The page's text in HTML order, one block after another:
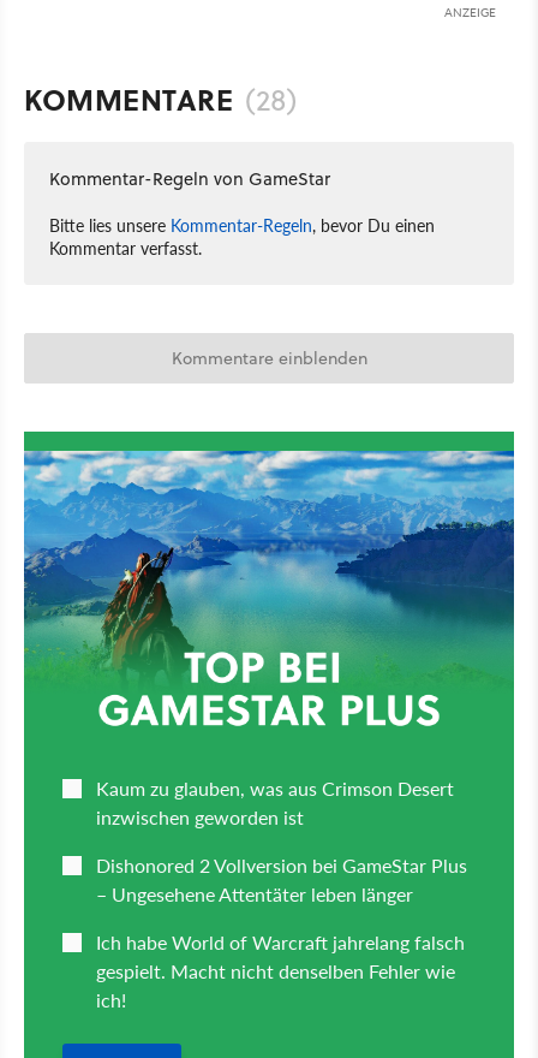
ANZEIGE
KOMMENTARE (28)
Kommentar-Regeln von GameStar
Bitte lies unsere Kommentar-Regeln, bevor Du einen
Kommentar verfasst.
Kommentare einblenden